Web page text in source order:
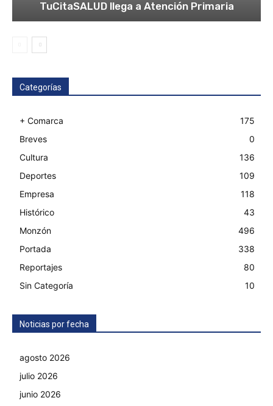
TuCitaSALUD llega a Atención Primaria
Categorías
+ Comarca
175
Breves
0
Cultura
136
Deportes
109
Empresa
118
Histórico
43
Monzón
496
Portada
338
Reportajes
80
Sin Categoría
10
Noticias por fecha
agosto 2026
julio 2026
junio 2026